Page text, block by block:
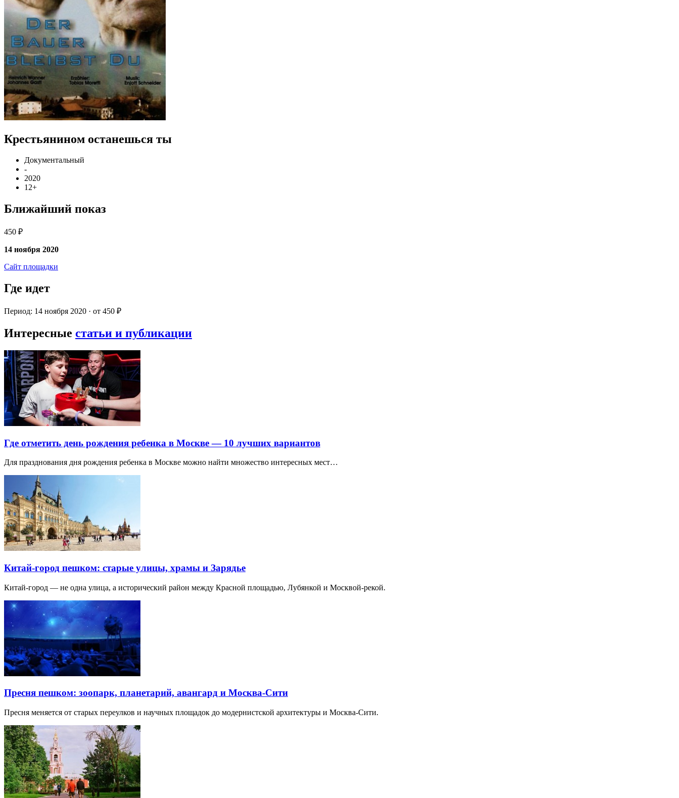
Крестьянином останешься ты
Документальный
-
2020
12+
Ближайший показ
450 ₽
14 ноября 2020
Сайт площадки
Где идет
Период: 14 ноября 2020 · от 450 ₽
Интересные статьи и публикации
Где отметить день рождения ребенка в Москве — 10 лучших вариантов
Для празднования дня рождения ребенка в Москве можно найти множество интересных мест…
Китай-город пешком: старые улицы, храмы и Зарядье
Китай-город — не одна улица, а исторический район между Красной площадью, Лубянкой и Москвой-рекой.
Пресня пешком: зоопарк, планетарий, авангард и Москва-Сити
Пресня меняется от старых переулков и научных площадок до модернистской архитектуры и Москва-Сити.